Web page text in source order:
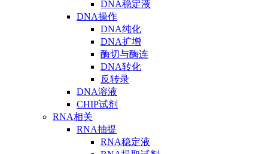
DNA稳定液
DNA操作
DNA纯化
DNA扩增
酶切与酶连
DNA转化
反转录
DNA溶液
CHIP试剂
RNA相关
RNA抽提
RNA稳定液